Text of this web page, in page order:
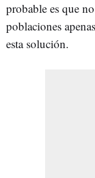
probable es que
poblaciones
esta solución.